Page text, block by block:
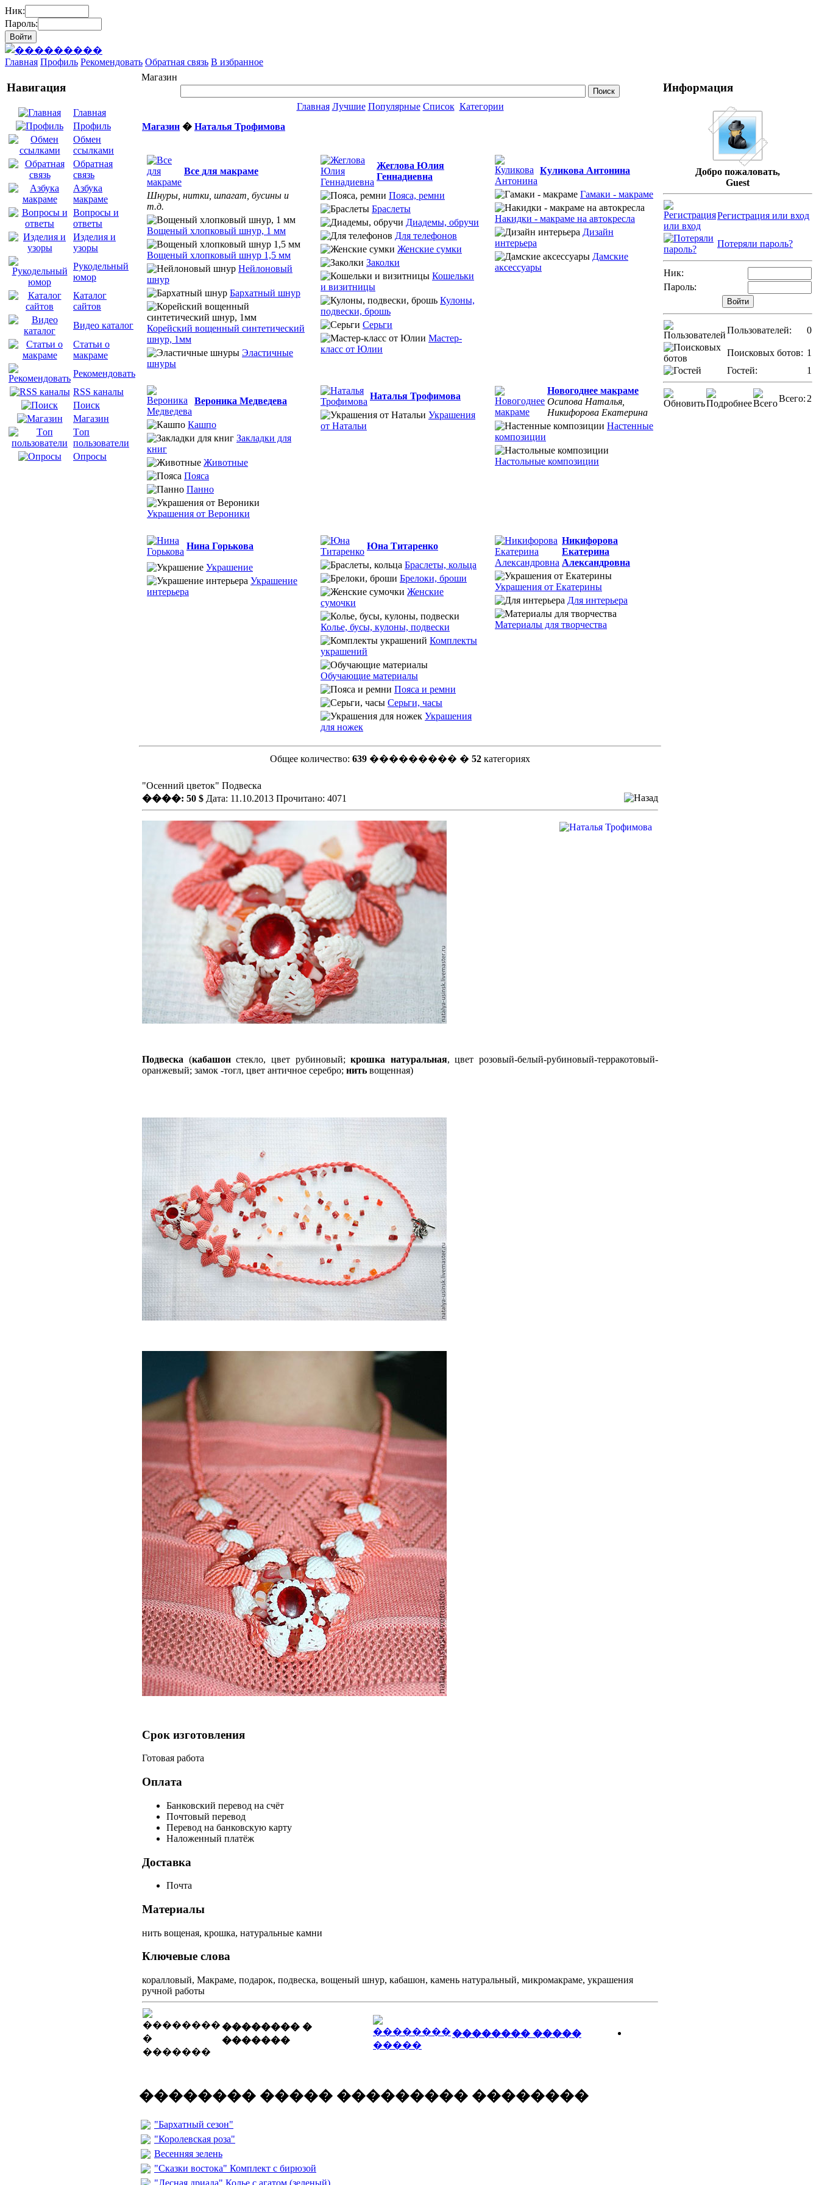
Ник:
Пароль:
Главная Профиль Рекомендовать Обратная связь В избранное
Навигация
Главная
Профиль
Обмен
ссылками
Обратная
связь
Азбука
макраме
Вопросы и
ответы
Изделия и
узоры
Рукодельный
юмор
Каталог
сайтов
Видео каталог
Статьи о
макраме
Рекомендовать
RSS каналы
Поиск
Магазин
Tоп
пользователи
Опросы
Магазин
Главная Лучшие Популярные Список Категории
Магазин � Наталья Трофимова
Все для макраме
Шнуры, нитки, шпагат, бусины и
т.д.
Вощеный хлопковый шнур, 1 мм
Вощеный хлопковый шнур 1,5 мм
Нейлоновый
шнур
Бархатный шнур
Корейский вощенный синтетический
шнур, 1мм
Эластичные
шнуры
Жеглова Юлия
Геннадиевна
Пояса, ремни
Браслеты
Диадемы, обручи
Для телефонов
Женские сумки
Заколки
Кошельки
и визитницы
Кулоны,
подвески, брошь
Серьги
Мастер-
класс от Юлии
Куликова Антонина
Гамаки - макраме
Накидки - макраме на автокресла
Дизайн
интерьера
Дамские
аксессуары
Вероника Медведева
Кашпо
Закладки для
книг
Животные
Пояса
Панно
Украшения от Вероники
Наталья Трофимова
Украшения
от Натальи
Новогоднее макраме
Осипова Наталья,
Никифорова Екатерина
Настенные
композиции
Настольные композиции
Нина Горькова
Украшение
Украшение
интерьера
Юна Титаренко
Браслеты, кольца
Брелоки, броши
Женские
сумочки
Колье, бусы, кулоны, подвески
Комплекты
украшений
Обучающие материалы
Пояса и ремни
Серьги, часы
Украшения
для ножек
Никифорова
Екатерина
Александровна
Украшения от Екатерины
Для интерьера
Материалы для творчества
Общее количество: 639 ��������� � 52 категориях
"Осенний цветок" Подвеска
����: 50 $ Дата: 11.10.2013 Прочитано: 4071
Подвеска (кабашонстекло, цвет рубиновый;крошка натуральная, цвет розовый-белый-рубиновый-терракотовый-
оранжевый; замок -тогл, цвет античное серебро; нить вощенная)
Срок изготовления
Готовая работа
Оплата
Банковский перевод на счёт
Почтовый перевод
Перевод на банковскую карту
Наложенный платёж
Доставка
Почта
Материалы
нить вощеная, крошка, натуральные камни
Ключевые слова
коралловый, Макраме, подарок, подвеска, вощеный шнур, кабашон, камень натуральный, микромакраме, украшения
ручной работы
�������� �
�������
�������� �����
�������� ����� ��������� ��������
"Бархатный сезон"
"Королевская роза"
Весенняя зелень
"Сказки востока" Комплект с бирюзой
"Лесная дриада" Колье с агатом (зеленый)
Информация
Добро пожаловать,
Guest
Регистрация или вход
Потеряли пароль?
Ник:
Пароль:
Пользователей: 0
Поисковых ботов: 1
Гостей:
1
Всего:2